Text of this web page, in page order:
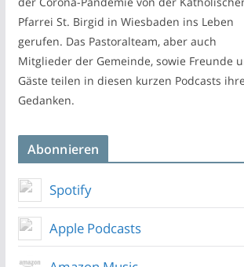
Pfarrei St. Birgid in Wiesbaden ins Leben
gerufen. Das Pastoralteam, aber auch
Mitglieder der Gemeinde, sowie Freunde
Gäste teilen in diesen kurzen Podcasts ihre
Gedanken.
Abonnieren
Spotify
Apple Podcasts